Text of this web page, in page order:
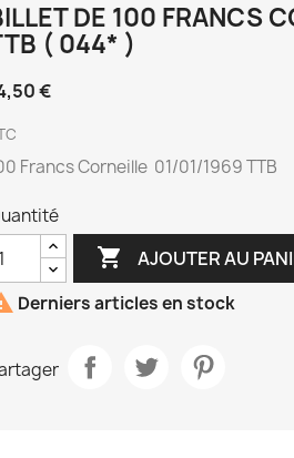
DE 100 FRANCS
( 044* )
€
Francs Corneille 01/01/1969 TTB
 AJOUTER AU
Derniers articles en stock